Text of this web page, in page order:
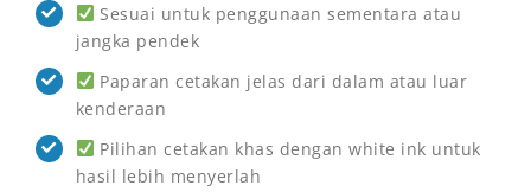
Sesuai untuk penggunaan sementara atau
jangka pendek
Paparan cetakan jelas dari dalam atau luar
kenderaan
Pilihan cetakan khas dengan white ink untuk
hasil lebih menyerlah